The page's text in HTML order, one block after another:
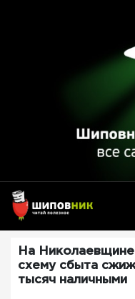
На Николаевщине
схему сбыта
тысяч наличными